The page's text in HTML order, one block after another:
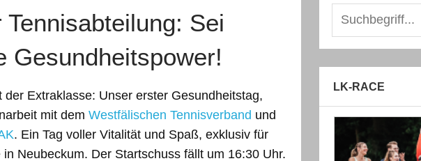
Sei
Gesundheitspower!
Extraklasse: Unser erster Gesundheitstag,
mit dem Westfälischen Tennisverband und
. Ein Tag voller Vitalität und Spaß, exklusiv für
Neubeckum. Der Startschuss fällt um 16:30 Uhr.
Suchen
LK-RACE